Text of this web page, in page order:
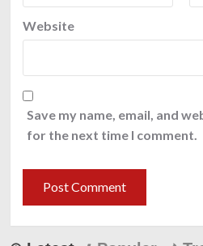
Website
Save my name, email, and
for the next time I comment.